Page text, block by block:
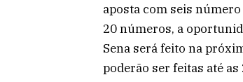
aposta com seis
20 números, a
Sena será feito na
poderão ser feitas até as